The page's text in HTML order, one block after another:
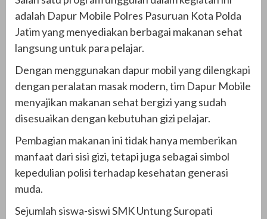
adalah Dapur Mobile Polres Pasuruan Kota Polda
Jatim yang menyediakan berbagai makanan sehat
langsung untuk para pelajar.
Dengan menggunakan dapur mobil yang dilengkapi
dengan peralatan masak modern, tim Dapur Mobile
menyajikan makanan sehat bergizi yang sudah
disesuaikan dengan kebutuhan gizi pelajar.
Pembagian makanan ini tidak hanya memberikan
manfaat dari sisi gizi, tetapi juga sebagai simbol
kepedulian polisi terhadap kesehatan generasi
muda.
Sejumlah siswa-siswi SMK Untung Suropati